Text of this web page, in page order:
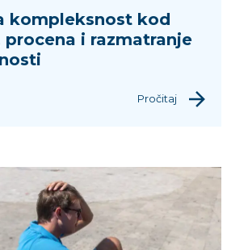
kompleksnost kod
procena i razmatranje
Pročitaj